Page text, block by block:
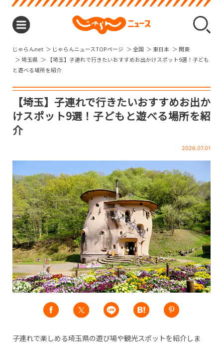
じゃらんnet じゃらんニュースTOPページ 全国 東日本
関東
埼玉県
【埼玉】子連れで行きたいおすすめお出かけスポット9選！子ども
と遊べる場所を紹介
2026.07.01
【埼玉】子連れで行きたいおすすめお出か
けスポット9選！子どもと遊べる場所を紹
介
子連れで楽しめる埼玉県の遊び場や観光スポットを紹介しま